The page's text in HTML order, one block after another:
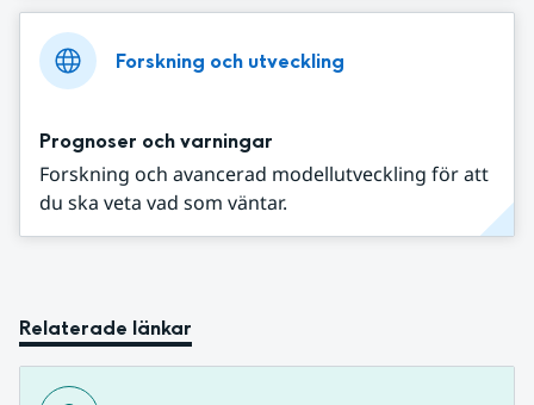
Forskning och utveckling
Prognoser och varningar
Forskning och avancerad modellutveckling för att
du ska veta vad som väntar.
Relaterade länkar